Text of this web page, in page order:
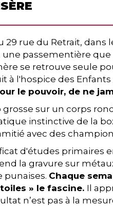
29 rue du Retrait,
passementière que
se retrouve seule
à l'hospice des
le pouvoir, de ne
grosse sur un corps
instinctive de la
avec des
d'études primaires
la gravure sur
punaises. Chaque
» le fascine. Il
n’est pas à la